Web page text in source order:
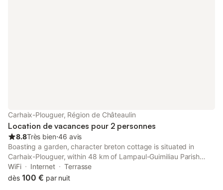
Carhaix-Plouguer, Région de Châteaulin
Location de vacances pour 2 personnes
8.8Très bien⋅46 avis
Boasting a garden, character breton cottage is situated in
Carhaix-Plouguer, within 48 km of Lampaul-Guimiliau Parish
Close. This property offers access to a patio, free private
parking and free WiFi.
WiFi Internet
Terrasse
dès 100 € par nuit